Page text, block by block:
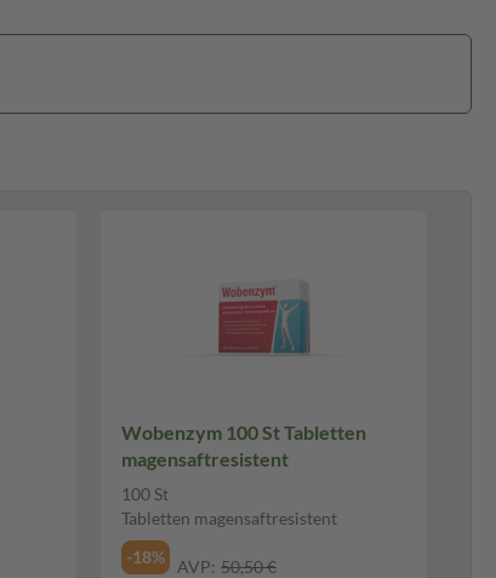
Wobenzym 100 St Tabletten
magensaftresistent
100 St
Tabletten magensaftresistent
-18%
AVP: 50,50 €